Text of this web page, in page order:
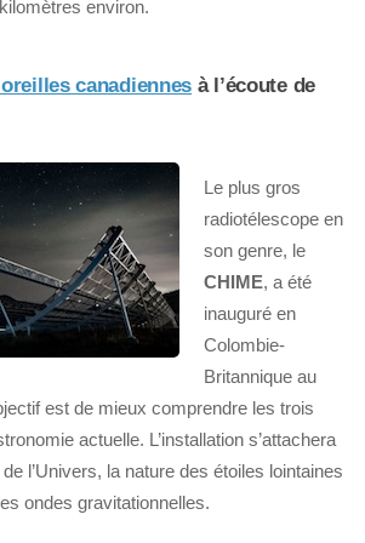
environ.
canadiennes à l’écoute de
Le plus gros
radiotélescope en
son genre, le
CHIME, a été
inauguré en
Colombie-
Britannique au
est de mieux comprendre les trois
actuelle. L’installation s’attachera
l’Univers, la nature des étoiles lointaines
ondes gravitationnelles.